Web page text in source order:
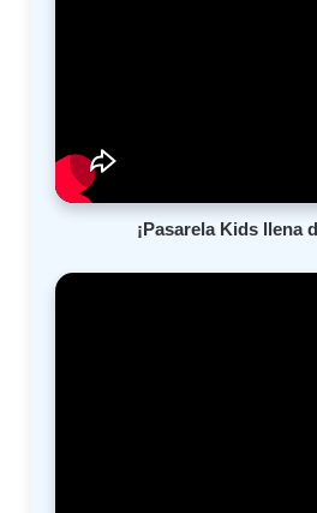
¡Pasarela Kids llena